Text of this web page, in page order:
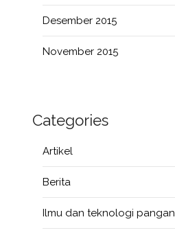
Desember 2015
November 2015
Categories
Artikel
Berita
Ilmu dan teknologi pangan